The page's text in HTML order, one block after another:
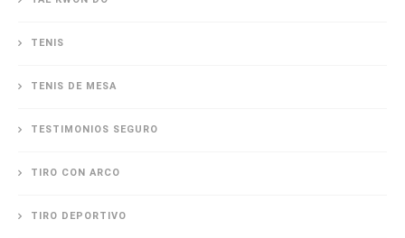
TENIS
TENIS DE MESA
TESTIMONIOS SEGURO
TIRO CON ARCO
TIRO DEPORTIVO